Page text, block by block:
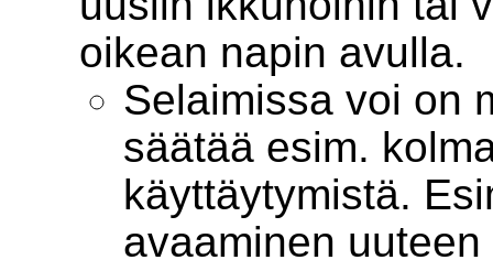
oikean napin avulla.
Selaimissa voi on
säätää esim.
käyttäytymistä.
avaaminen